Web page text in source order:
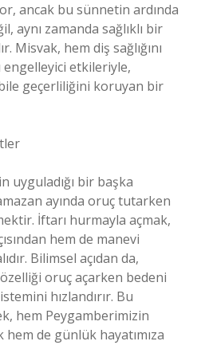
ancak bu sünnetin ardında
aynı zamanda sağlıklı bir
Misvak, hem diş sağlığını
engelleyici etkileriyle,
geçerliliğini koruyan bir
uyguladığı bir başka
ayında oruç tutarken
İftarı hurmayla açmak,
hem de manevi
Bilimsel açıdan da,
oruç açarken bedeni
hızlandırır. Bu
hem Peygamberimizin
de günlük hayatımıza